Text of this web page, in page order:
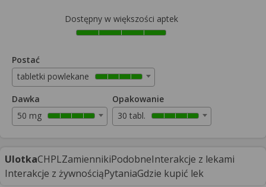
Dostępny w większości aptek
Postać
tabletki powlekane
Dawka
50 mg
Opakowanie
30 tabl.
UlotkaCHPLZamiennikiPodobneInterakcje z lekami
Interakcje z żywnościąPytaniaGdzie kupić lek